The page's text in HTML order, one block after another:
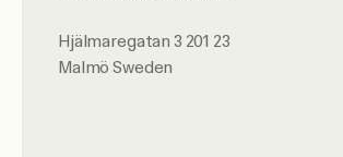
Hjälmaregatan 3 201 23
Malmö Sweden